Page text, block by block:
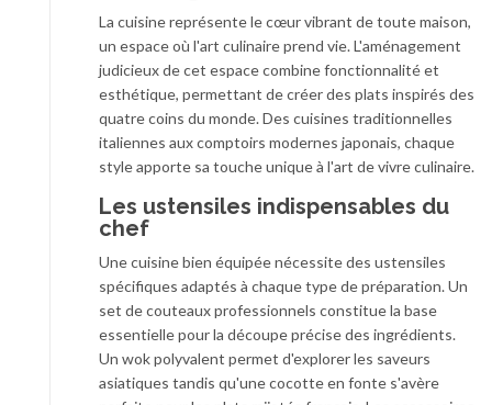
La cuisine représente le cœur vibrant de toute maison,
un espace où l'art culinaire prend vie. L'aménagement
judicieux de cet espace combine fonctionnalité et
esthétique, permettant de créer des plats inspirés des
quatre coins du monde. Des cuisines traditionnelles
italiennes aux comptoirs modernes japonais, chaque
style apporte sa touche unique à l'art de vivre culinaire.
Les ustensiles indispensables du
chef
Une cuisine bien équipée nécessite des ustensiles
spécifiques adaptés à chaque type de préparation. Un
set de couteaux professionnels constitue la base
essentielle pour la découpe précise des ingrédients.
Un wok polyvalent permet d'explorer les saveurs
asiatiques tandis qu'une cocotte en fonte s'avère